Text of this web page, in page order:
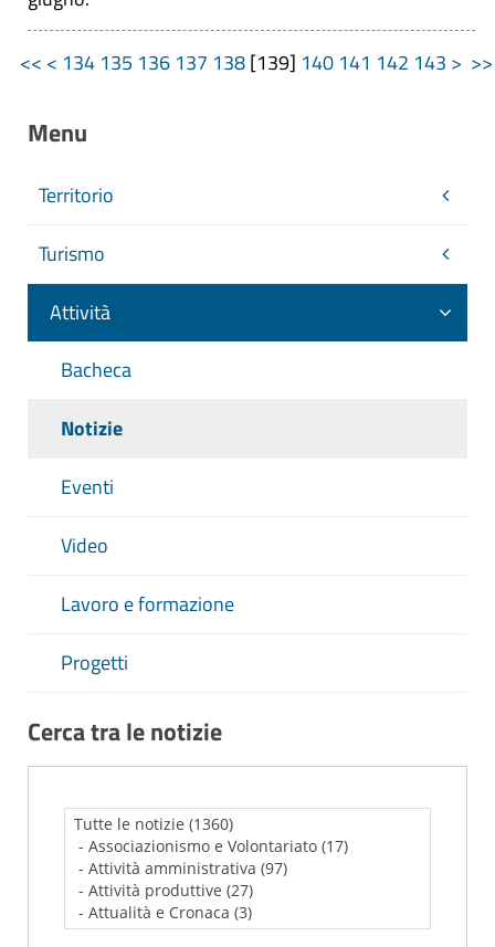
<< < 134 135 136 137 138[139] 140 141 142 143 >
Menu
Territorio
Turismo
Attività
Bacheca
Notizie
Eventi
Video
Lavoro e formazione
Progetti
Cerca tra le notizie